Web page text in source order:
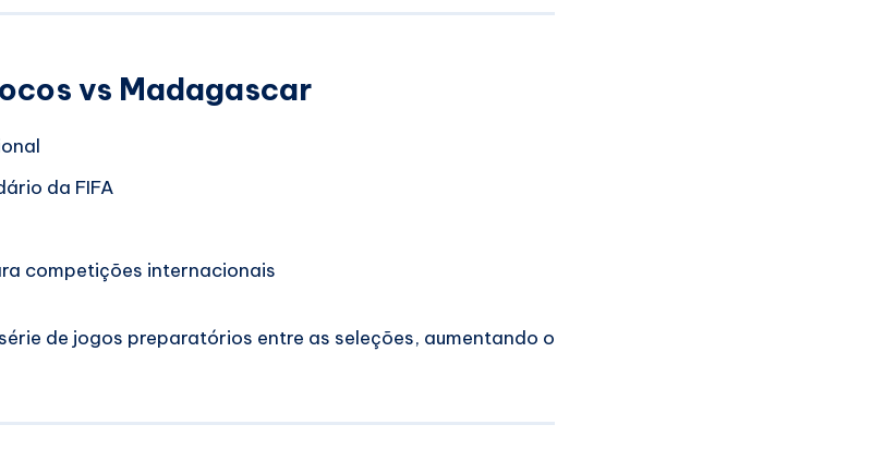
vs Madagascar
da FIFA
competições internacionais
de jogos preparatórios entre as seleções, aumentando o